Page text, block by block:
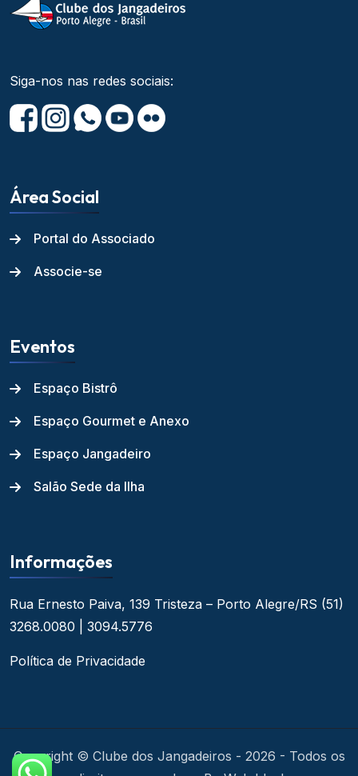
Siga-nos nas redes sociais:
Área Social
Portal do Associado
Associe-se
Eventos
Espaço Bistrô
Espaço Gourmet e Anexo
Espaço Jangadeiro
Salão Sede da Ilha
Informações
Rua Ernesto Paiva, 139 Tristeza – Porto Alegre/RS (51)
3268.0080 | 3094.5776
Política de Privacidade
Copyright © Clube dos Jangadeiros - 2026 - Todos os